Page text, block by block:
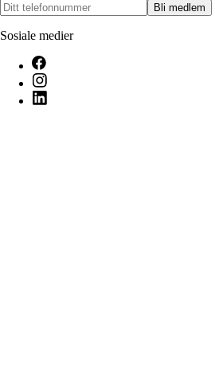
Bli medlem
Sosiale medier